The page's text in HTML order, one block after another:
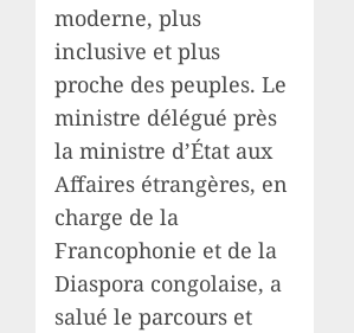
moderne, plus
inclusive et plus
proche des peuples. Le
ministre délégué près
la ministre d’État aux
Affaires étrangères, en
charge de la
Francophonie et de la
Diaspora congolaise, a
salué le parcours et